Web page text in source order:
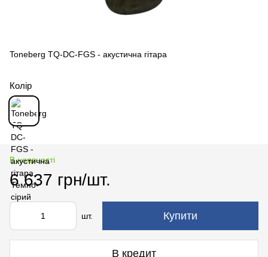
Toneberg TQ-DC-FGS - акустична гітара
Колір
В наявності
6 637 грн/шт.
шт. Купити
В кредит